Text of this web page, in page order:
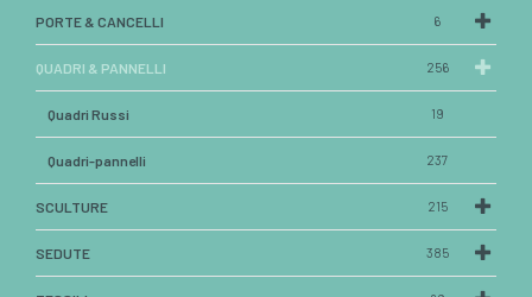
PORTE & CANCELLI 6
QUADRI & PANNELLI 256
Quadri Russi 19
Quadri-pannelli 237
SCULTURE 215
SEDUTE 385